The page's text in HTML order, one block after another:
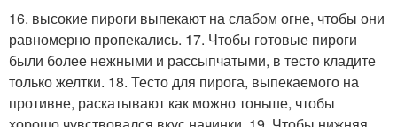
16. высокие пироги выпекают на слабом огне, чтобы они
равномерно пропекались. 17. Чтобы готовые пироги
были более нежными и рассыпчатыми, в тесто кладите
только желтки. 18. Тесто для пирога, выпекаемого на
противне, раскатывают как можно тоньше, чтобы